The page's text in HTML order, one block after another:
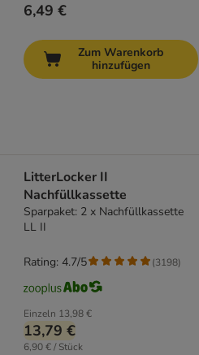
6,49 €
Zum Warenkorb
hinzufügen
LitterLocker II
Nachfüllkassette
Sparpaket: 2 x Nachfüllkassette
LL II
Einzeln 13,98 €
13,79 €
6,90 € / Stück
Rating: 4.7/5 (3198)